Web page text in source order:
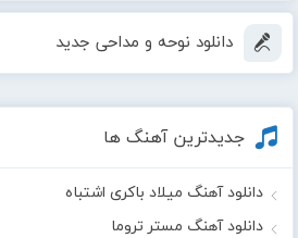
دانلود نوحه و مداحی جدید
جدیدترین آهنگ ها
دانلود آهنگ میلاد باکری اشتباه
دانلود آهنگ مستر تروما